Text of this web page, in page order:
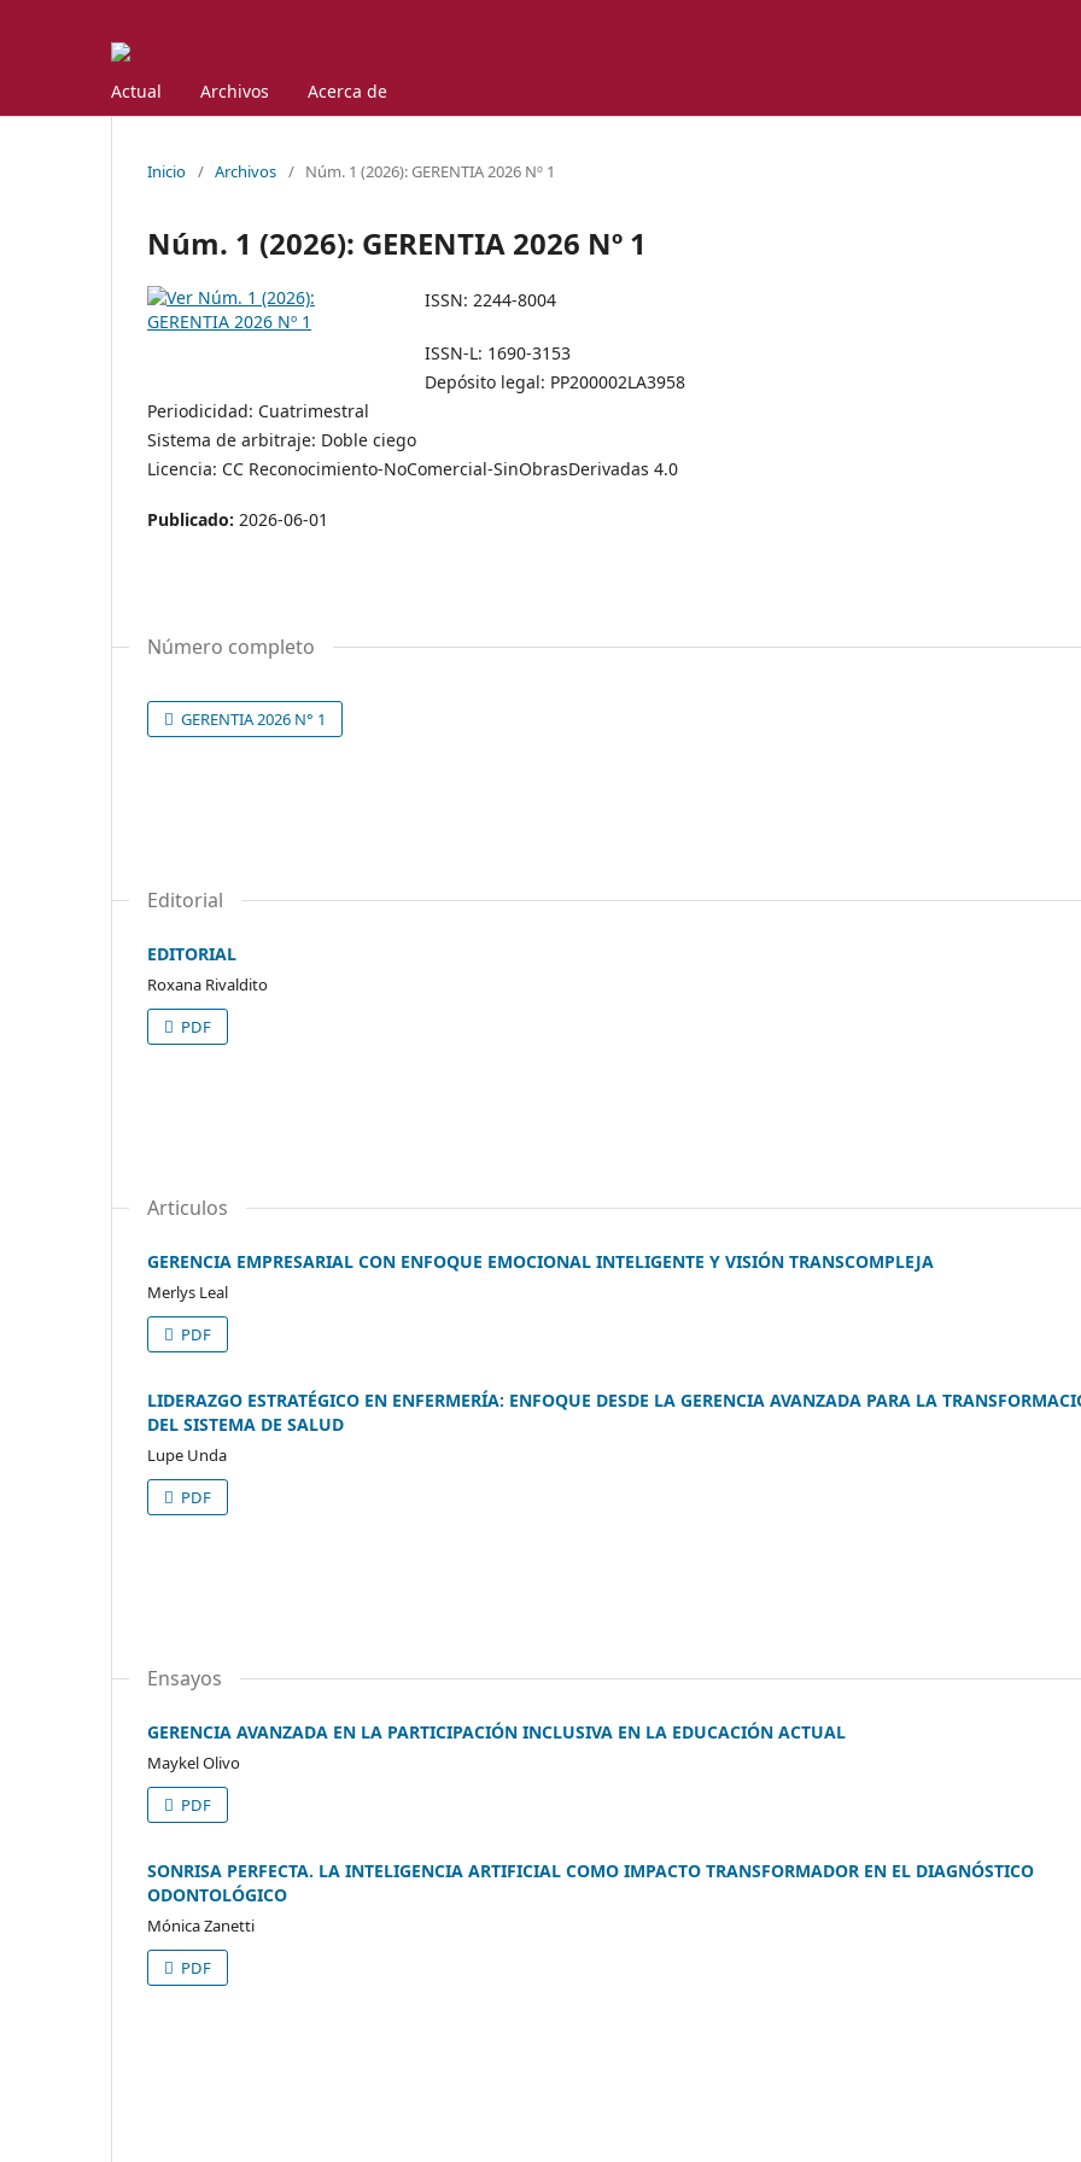
Actual Archivos Acerca de
Inicio / Archivos / Núm. 1 (2026): GERENTIA 2026 Nº 1
Núm. 1 (2026): GERENTIA 2026 Nº 1
ISSN: 2244-8004
ISSN-L: 1690-3153
Depósito legal: PP200002LA3958
Periodicidad: Cuatrimestral
Sistema de arbitraje: Doble ciego
Licencia: CC Reconocimiento-NoComercial-SinObrasDerivadas 4.0
Publicado: 2026-06-01
Número completo
GERENTIA 2026 N° 1
Editorial
EDITORIAL
Roxana Rivaldito
PDF
Articulos
GERENCIA EMPRESARIAL CON ENFOQUE EMOCIONAL INTELIGENTE Y VISIÓN TRANSCOMPLEJA
Merlys Leal
PDF
LIDERAZGO ESTRATÉGICO EN ENFERMERÍA: ENFOQUE DESDE LA GERENCIA AVANZADA PARA LA
DEL SISTEMA DE SALUD
Lupe Unda
PDF
Ensayos
GERENCIA AVANZADA EN LA PARTICIPACIÓN INCLUSIVA EN LA EDUCACIÓN ACTUAL
Maykel Olivo
PDF
SONRISA PERFECTA. LA INTELIGENCIA ARTIFICIAL COMO IMPACTO TRANSFORMADOR EN EL DIAGNÓSTICO
ODONTOLÓGICO
Mónica Zanetti
PDF